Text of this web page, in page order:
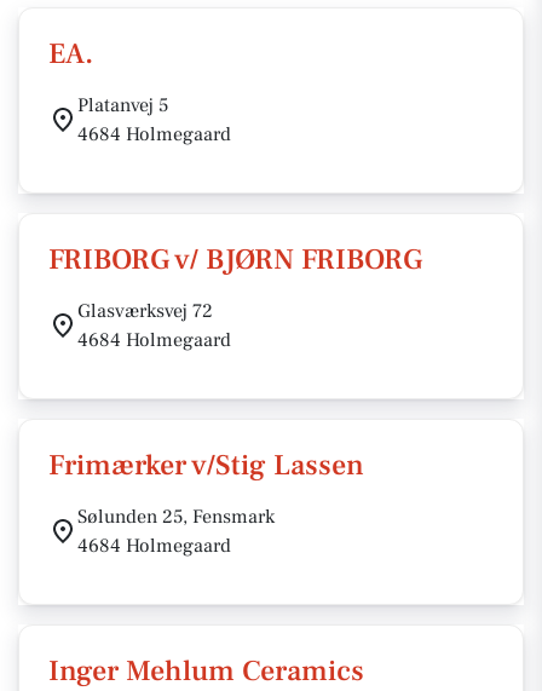
EA.
Platanvej 5
4684 Holmegaard
FRIBORG v/ BJØRN FRIBORG
Glasværksvej 72
4684 Holmegaard
Frimærker v/Stig Lassen
Sølunden 25, Fensmark
4684 Holmegaard
Inger Mehlum Ceramics